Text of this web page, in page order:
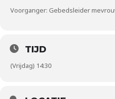
Voorganger: Gebedsleider
TIJD
(Vrijdag) 14:30